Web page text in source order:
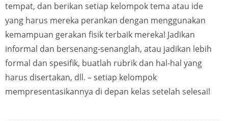
tempat, dan berikan setiap kelompok tema atau ide
yang harus mereka perankan dengan menggunakan
kemampuan gerakan fisik terbaik mereka! Jadikan
informal dan bersenang-senanglah, atau jadikan lebih
formal dan spesifik, buatlah rubrik dan hal-hal yang
harus disertakan, dll. – setiap kelompok
mempresentasikannya di depan kelas setelah selesai!